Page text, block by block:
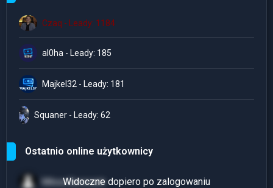
Czaq - Leady: 1184
al0ha - Leady: 185
Majkel32 - Leady: 181
Squaner - Leady: 62
Ostatnio online użytkownicy
Milosz.Boreczek